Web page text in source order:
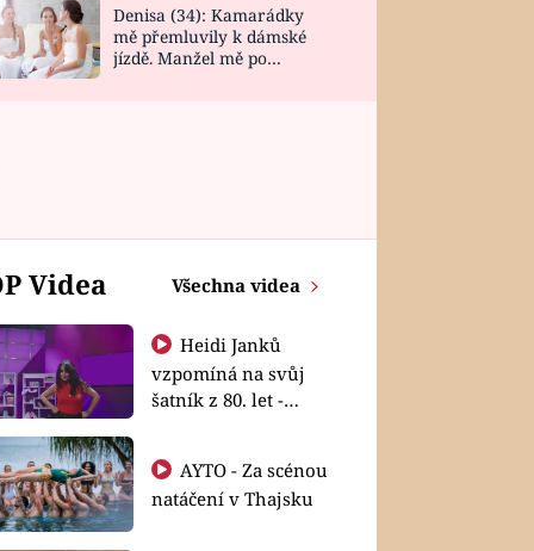
Denisa (34): Kamarádky
mě přemluvily k dámské
jízdě. Manžel mě po
Videa Všechna videa
Heidi Janků
vzpomíná na svůj
šatník z 80. let -
natáčení v Thajsku